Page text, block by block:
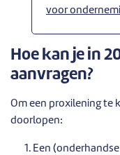
voor
Hoe kan je in
aanvragen?
Om een proxilening te
doorlopen:
Een